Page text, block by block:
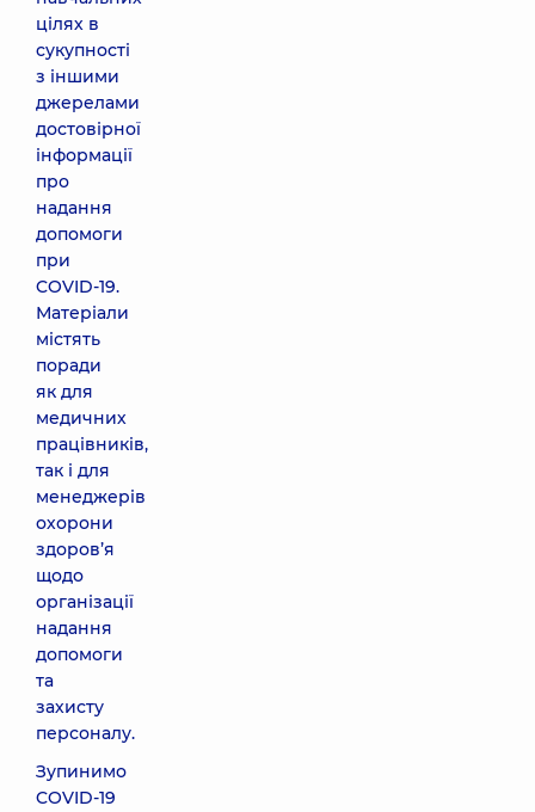
цілях в
сукупності
з іншими
джерелами
достовірної
інформації
про
надання
допомоги
при
COVID-19.
Матеріали
містять
поради
як для
медичних
працівників,
так і для
менеджерів
охорони
здоров’я
щодо
організації
надання
допомоги
та
захисту
персоналу.
Зупинимо
COVID-19